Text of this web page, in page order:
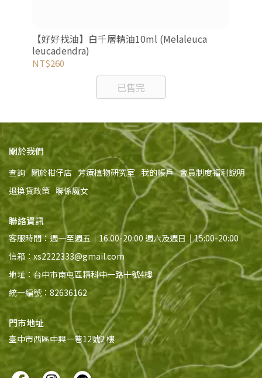
【好好找油】白千層精油10ml (Melaleuca
leucadendra)
NT$260
已售完
關於我們
查詢 關於柑仔店 芳療植物研究室 我的帳戶 會員制度福利說明
退換貨政策 聯係魔女
聯絡資訊
客服時間：週一至週五｜16:00-20:00 週六及週日｜15:00-20:00
信箱：xs2222333@gmail.com
地址：台中市南屯區精科中一路十號4樓
統一編號：82636162
門市地址
臺中市西區中興一巷12號2 樓